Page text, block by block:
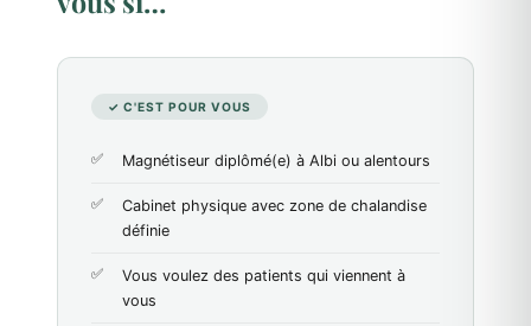
✓ C'EST POUR VOUS
Magnétiseur diplômé(e) à Albi ou alentours
Cabinet physique avec zone de chalandise
définie
Vous voulez des patients qui viennent à
vous